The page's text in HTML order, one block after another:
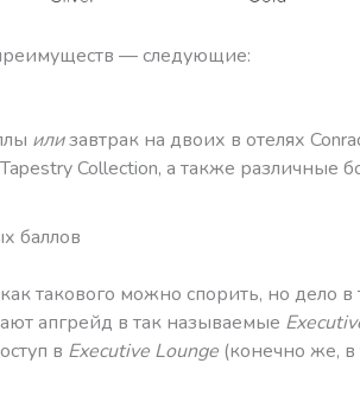
— следующие:
илизавтрак на двоих в отелях
Collection, а также различные
баллов
такового можно спорить, но дело в
апгрейд в так называемые
в Executive Lounge (конечно же, в